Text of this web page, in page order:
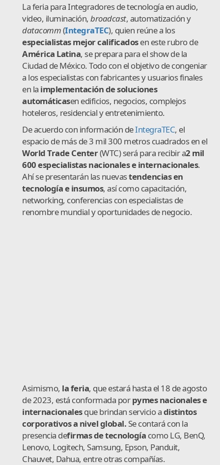
La feria para Integradores de tecnología en audio,
video, iluminación, broadcast, automatización y
datacomm(IntegraTEC), quien reúne a los
especialistas mejor calificadosen este rubro de
América Latina, se prepara para el show de la
Ciudad de México. Todo con el objetivo de congeniar
a los especialistas con fabricantes y usuarios finales
en la implementación de soluciones
automáticasen edificios, negocios, complejos
hoteleros, residencial y entretenimiento.
De acuerdo con información deIntegraTEC, el
espacio de más de 3 mil 300 metros cuadrados en el
World Trade Center(WTC) será para recibir a2 mil
600 especialistas nacionales e internacionales.
Ahí se presentarán las nuevastendencias en
tecnología e insumos, así como capacitación,
networking, conferencias con especialistas de
renombre mundial y oportunidades de negocio.
Asimismo, la feria, que estará hasta el 18 de agosto
de 2023, está conformada porpymes nacionales e
internacionalesque brindan servicio adistintos
corporativos a nivel global. Se contará con la
presencia defirmas de tecnología como LG, BenQ,
Lenovo, Logitech, Samsung, Epson, Panduit,
Chauvet, Dahua, entre otras compañías.